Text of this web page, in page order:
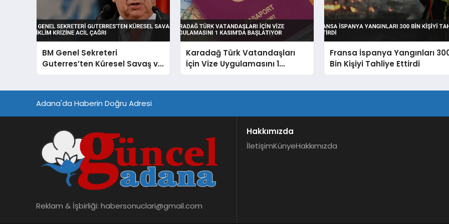
BM Genel Sekreteri
Guterres’ten Küresel Savaş ve
İklim Krizine Acil Çağrı
Karadağ Türk Vatandaşları
İçin Vize Uygulamasını 1
Kasım’da Başlatıyor
Fransa İspanya Yangınları
Bin Kişiyi Tahliye Ettirdi
Adana'da Haberin Doğru Adresi
Reklam & İşbirliği: habersonuclari@gmail.com
Hakkımızda
İletişimKünyeHakkımızda